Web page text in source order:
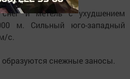
и метель с ухудшением
м. Сильный юго-западный
с.
образуются снежные заносы.